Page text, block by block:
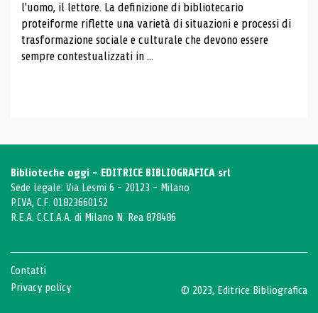
l'uomo, il lettore. La definizione di bibliotecario
proteiforme riflette una varietà di situazioni e processi di
trasformazione sociale e culturale che devono essere
sempre contestualizzati in ...
Biblioteche oggi - EDITRICE BIBLIOGRAFICA srl
Sede legale: Via Lesmi 6 - 20123 - Milano
P.IVA, C.F. 01823660152
R.E.A. C.C.I.A.A. di Milano N. Rea 878486
Contatti
Privacy policy
© 2023, Editrice Bibliografica